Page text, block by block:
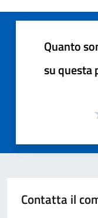
Quanto
su questa
Contatta il